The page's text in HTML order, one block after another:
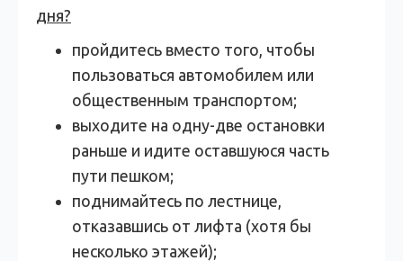
дня?
пройдитесь вместо того, чтобы
пользоваться автомобилем или
общественным транспортом;
выходите на одну-две остановки
раньше и идите оставшуюся часть
пути пешком;
поднимайтесь по лестнице,
отказавшись от лифта (хотя бы
несколько этажей);